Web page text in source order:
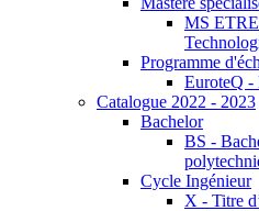
MS
Programme
EuroteQ -
Catalogue 2022 - 2023
Bachelor
BS -
Cycle Ingénieur
X - Titre